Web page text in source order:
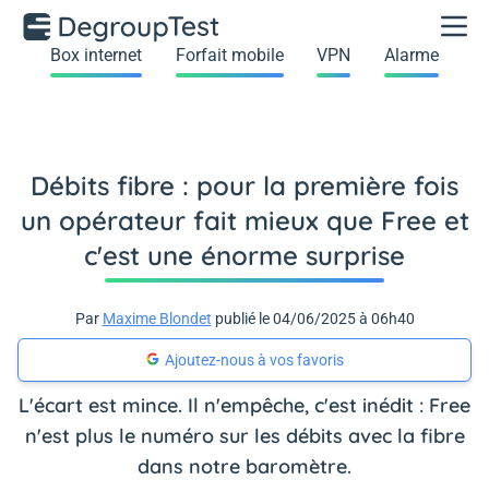
Box internet Forfait mobile VPN Alarme
Débits fibre : pour la première fois
un opérateur fait mieux que Free et
c'est une énorme surprise
Par Maxime Blondet publié le 04/06/2025 à 06h40
Ajoutez-nous à vos favoris
L'écart est mince. Il n'empêche, c'est inédit : Free
n'est plus le numéro sur les débits avec la fibre
dans notre baromètre.